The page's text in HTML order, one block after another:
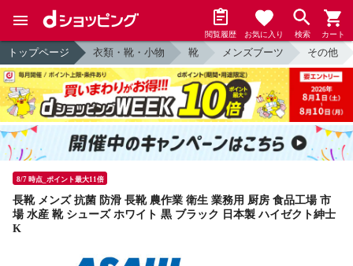
閲覧履歴 お気に入り 検索 カート
トップページ 衣類・靴・小物 靴 メンズブーツ その他
8/7 時点_ポイント最大11倍
長靴 メンズ 抗菌 防滑 長靴 農作業 衛生 業務用 厨房 食品工場 市
場 水産 靴 シューズ ホワイト 黒 ブラック 日本製 ハイゼクト紳士
K